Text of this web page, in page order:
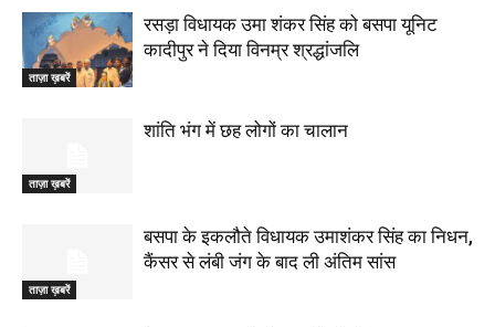
ताज़ा ख़बरें
रसड़ा विधायक उमा शंकर सिंह को बसपा यूनिट
कादीपुर ने दिया विनम्र श्रद्धांजलि
ताज़ा ख़बरें
शांति भंग में छह लोगों का चालान
ताज़ा ख़बरें
बसपा के इकलौते विधायक उमाशंकर सिंह का निधन,
कैंसर से लंबी जंग के बाद ली अंतिम सांस